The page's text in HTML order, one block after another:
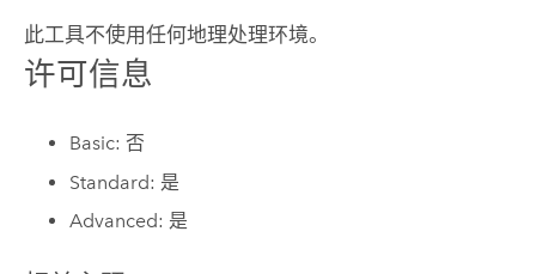
此工具不使用任何地理处理环境。
许可信息
Basic: 否
Standard: 是
Advanced: 是